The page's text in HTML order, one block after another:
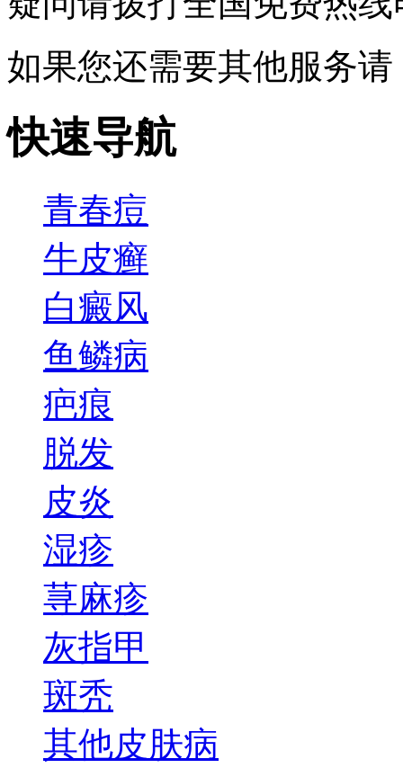
如果您还需要其他服务
快速导航
青春痘
牛皮癣
白癜风
鱼鳞病
疤痕
脱发
皮炎
湿疹
荨麻疹
灰指甲
斑秃
其他皮肤病